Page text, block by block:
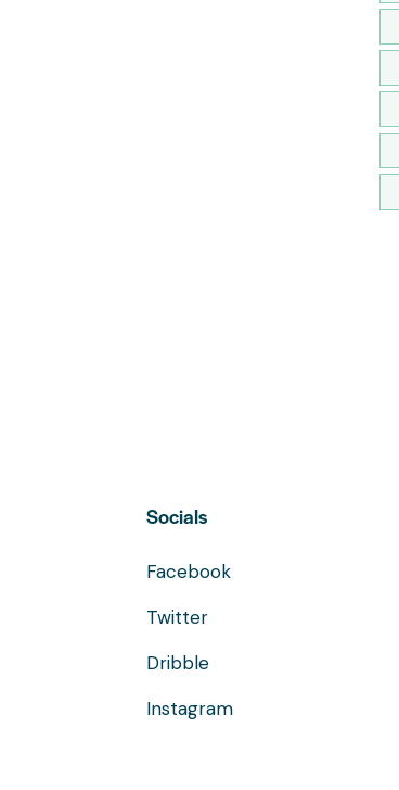
Socials
Facebook
Twitter
Dribble
Instagram